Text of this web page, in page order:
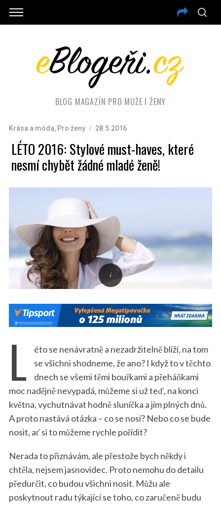
BLOG MAGAZÍN PRO MUŽE I ŽENY
Krása a móda, Pro ženy 28.5.2016
LÉTO 2016: Stylové must-haves, které
nesmí chybět žádné mladé ženě!
L
éto se nenávratně a nezadržitelně blíží, na tom
se všichni shodneme, že ano? I když to v těchto
dnech se všemi těmi bouřkami a přeháňkami
moc nadějně nevypadá, můžeme si už teď, na konci
května, vychutnávat hodně sluníčka a jím plných dnů.
A proto nastává otázka – co se nosí? Nebo co se bude
nosit, ať si to můžeme rychle pořídit?
Nerada to přiznávám, ale přestože bych někdy i
chtěla, nejsem jasnovidec. Proto nemohu do detailu
předurčit, co budou všichni nosit. Můžu ale
poskytnout radu týkající se toho, co zaručeně budu